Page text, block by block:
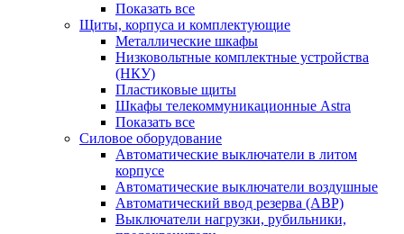
Показать все
Щиты, корпуса и комплектующие
Металлические шкафы
Низковольтные комплектные устройства
(НКУ)
Пластиковые щиты
Шкафы телекоммуникационные Astra
Показать все
Силовое оборудование
Автоматические выключатели в литом
корпусе
Автоматические выключатели воздушные
Автоматический ввод резерва (АВР)
Выключатели нагрузки, рубильники,